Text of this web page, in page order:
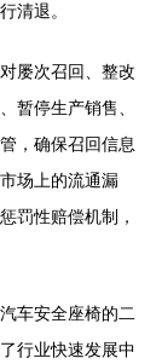
清退。
屡次召回、整改
暂停生产销售、
，确保召回信息
场上的流通漏
罚性赔偿机制，
车安全座椅的二
行业快速发展中